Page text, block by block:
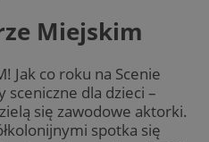
Miejskim
Jak co roku na Scenie
dla dzieci –
się zawodowe aktorki.
spotka się